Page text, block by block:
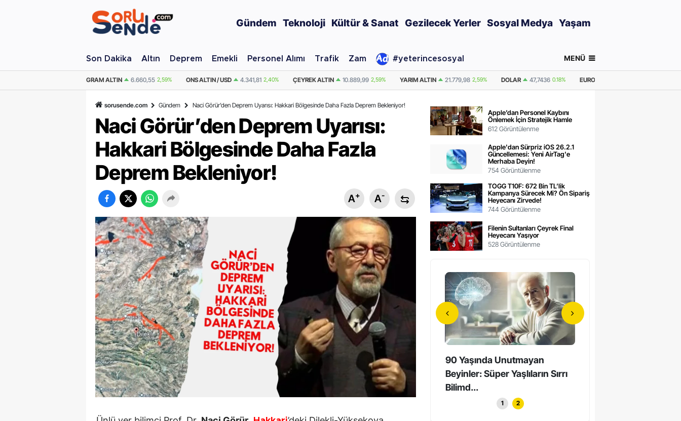
Gündem Teknoloji Kültür & Sanat Gezilecek Yerler Sosyal Medya Yaşam
Son Dakika Altın Deprem Emekli Personel Alımı Trafik Zam #yeterincesosyal MENÜ
ONS ALTIN / USD 4.341,81 2,40% ÇEYREK ALTIN 10.889,99 2,59% YARIM ALTIN 21.779,98 2,59% DOLAR 47,7436 0.18% EURO 55,2510 0.32% GRAM ALTIN
sorusende.com Gündem Naci Görür’den Deprem Uyarısı: Hakkari Bölgesinde Daha Fazla Deprem Bekleniyor!
Naci Görür’den Deprem Uyarısı:
Hakkari Bölgesinde Daha Fazla
Deprem Bekleniyor!
A+ A-
Apple’dan Personel Kaybını
Önlemek İçin Stratejik Hamle
612 Görüntülenme
Apple'dan Sürpriz iOS 26.2.1
Güncellemesi: Yeni AirTag'e
Merhaba Deyin!
754 Görüntülenme
TOGG T10F: 672 Bin TL’lik
Kampanya Sürecek Mi? Ön Sipariş
Heyecanı Zirvede!
744 Görüntülenme
Filenin Sultanları Çeyrek Final
Heyecanı Yaşıyor
528 Görüntülenme
90 Yaşında Unutmayan
Beyinler: Süper Yaşlıların Sırrı
Hollywood’un Yerli Yıldızı 73
Yaşında Hayatını Kaybetti
90 Yaşında Unutmayan
Beyinler: Süper Yaşlıların Sırrı
Bilimd...
1 2